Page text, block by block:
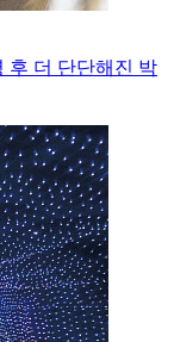
후 더 단단해진 박